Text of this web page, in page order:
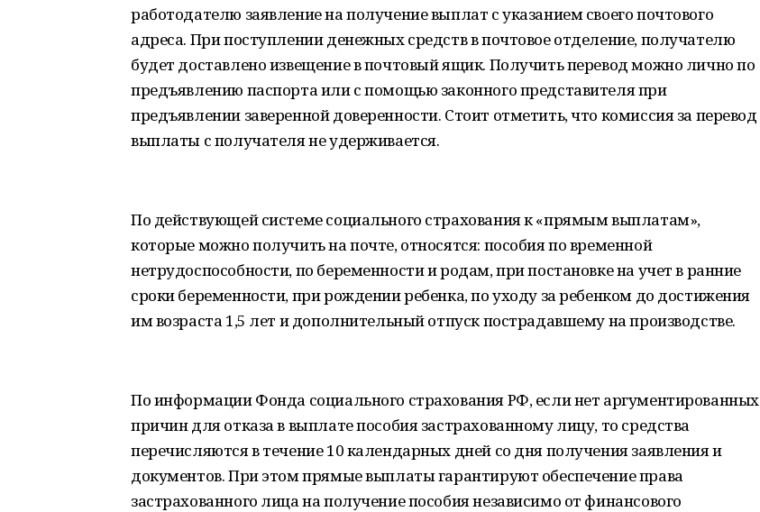
работодателю заявление на получение выплат с указанием своего почтового
адреса. При поступлении денежных средств в почтовое отделение, получателю
будет доставлено извещение в почтовый ящик. Получить перевод можно лично по
предъявлению паспорта или с помощью законного представителя при
предъявлении заверенной доверенности. Стоит отметить, что комиссия за перевод
выплаты с получателя не удерживается.
По действующей системе социального страхования к «прямым выплатам»,
которые можно получить на почте, относятся: пособия по временной
нетрудоспособности, по беременности и родам, при постановке на учет в ранние
сроки беременности, при рождении ребенка, по уходу за ребенком до достижения
им возраста 1,5 лет и дополнительный отпуск пострадавшему на производстве.
По информации Фонда социального страхования РФ, если нет аргументированных
причин для отказа в выплате пособия застрахованному лицу, то средства
перечисляются в течение 10 календарных дней со дня получения заявления и
документов. При этом прямые выплаты гарантируют обеспечение права
застрахованного лица на получение пособия независимо от финансового